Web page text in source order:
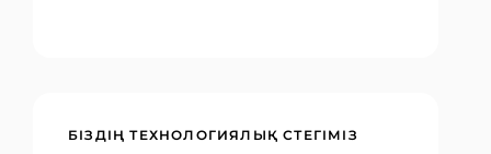
БІЗДІҢ ТЕХНОЛОГИЯЛЫҚ СТЕГІМІЗ